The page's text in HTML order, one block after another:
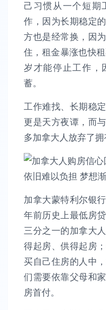
己习惯从一个短期
作，因为长期稳定
方也是经常换，因
住，租金暴涨也快
岁才能停止工作，
蓄。
工作难找、长期稳
更是天方夜谭，而
多加拿大人放弃了拥
加拿大蒙特利尔银
年前历史上最低房
三分之一的加拿大
得起房、供得起房
买自己住房的人中
们需要依靠父母和
房首付。